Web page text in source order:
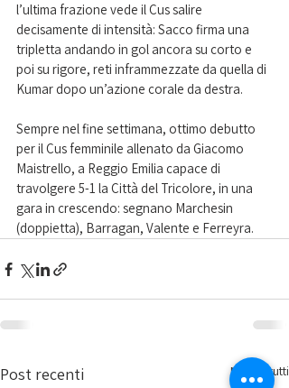
l’ultima frazione vede il Cus salire
decisamente di intensità: Sacco firma una
tripletta andando in gol ancora su corto e
poi su rigore, reti inframmezzate da quella di
Kumar dopo un’azione corale da destra.
Sempre nel fine settimana, ottimo debutto
per il Cus femminile allenato da Giacomo
Maistrello, a Reggio Emilia capace di
travolgere 5-1 la Città del Tricolore, in una
gara in crescendo: segnano Marchesin
(doppietta), Barragan, Valente e Ferreyra.
Post recenti Mostra tutti